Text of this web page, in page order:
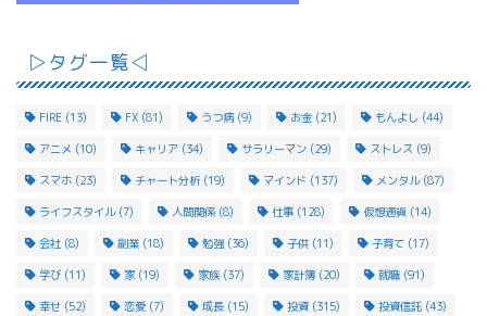
▷タグ一覧◁
FIRE (13) FX (81) うつ病 (9) お金 (21) もんよし (44)
アニメ (10) キャリア (34) サラリーマン (29) ストレス (9)
スマホ (23) チャート分析 (19) マインド (137) メンタル(87)
ライフスタイル(7) 人間関係 (8) 仕事 (128) 仮想通貨 (14)
会社 (8) 副業 (18) 勉強(36) 子供 (11) 子育て (17)
学び (11) 家 (19) 家族 (37) 家計簿 (20) 就職 (91)
幸せ (52) 恋愛 (7) 成長 (15) 投資 (315) 投資信託 (43)